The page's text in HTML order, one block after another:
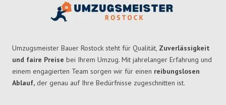
Umzugsmeister Bauer Rostock steht für Qualität, Zuverlässigkeit
und faire Preise bei Ihrem Umzug. Mit jahrelanger Erfahrung und
einem engagierten Team sorgen wir für einen reibungslosen
Ablauf, der genau auf Ihre Bedürfnisse zugeschnitten ist.